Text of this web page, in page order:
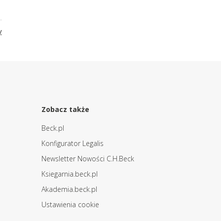
Zobacz także
Beck.pl
Konfigurator Legalis
Newsletter Nowości C.H.Beck
Ksiegarnia.beck.pl
Akademia.beck.pl
Ustawienia cookie